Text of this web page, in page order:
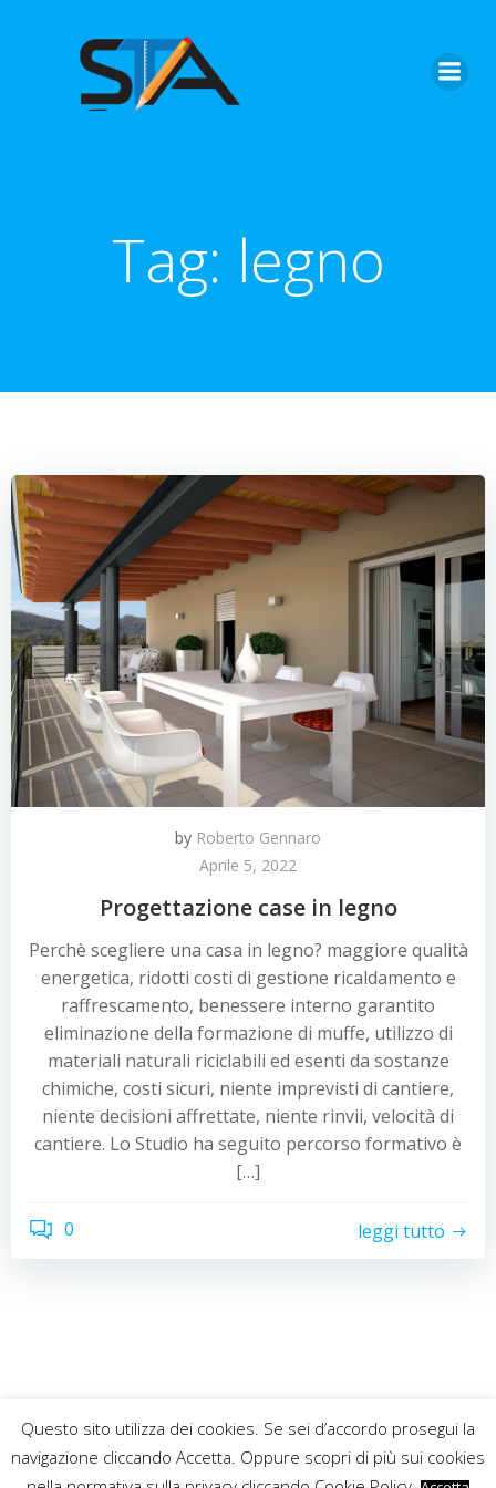
Tag: legno
by Roberto Gennaro
Aprile 5, 2022
Progettazione case in legno
Perchè scegliere una casa in legno? maggiore qualità
energetica, ridotti costi di gestione ricaldamento e
raffrescamento, benessere interno garantito
eliminazione della formazione di muffe, utilizzo di
materiali naturali riciclabili ed esenti da sostanze
chimiche, costi sicuri, niente imprevisti di cantiere,
niente decisioni affrettate, niente rinvii, velocità di
cantiere. Lo Studio ha seguito percorso formativo è
[…]
0 leggi tutto
© 2026 Studio Tecnico Associato Gennaro. Creato con
WordPress e conColibriWP Theme.
Questo sito utilizza dei cookies. Se sei d’accordo prosegui la
navigazione cliccando Accetta. Oppure scopri di più sui cookies